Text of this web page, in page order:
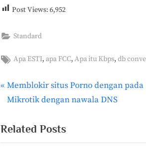
Post Views: 6,952
Standard
Tags:
Apa ESTI, apa FCC, Apa itu Kbps, db
Post
P
r
v
i
Memblokir situs Porno dengan pada
Mikrotik dengan nawala DNS
Related Posts